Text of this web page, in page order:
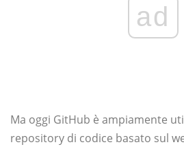
ad
Ma oggi GitHub è ampiamente
repository di codice basato sul